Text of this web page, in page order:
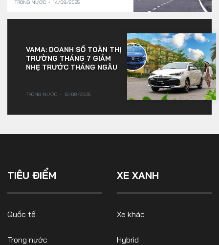
TRONG NƯỚC 14/08/2025
VAMA: DOANH SỐ TOÀN THỊ
TRƯỜNG THÁNG 7 GIẢM
NHẸ TRƯỚC THÁNG NGÂU
TRONG NƯỚC 12/08/2025
TIÊU ĐIỂM
Quốc tế
Trong nước
XE XANH
Xe khác
Hybrid